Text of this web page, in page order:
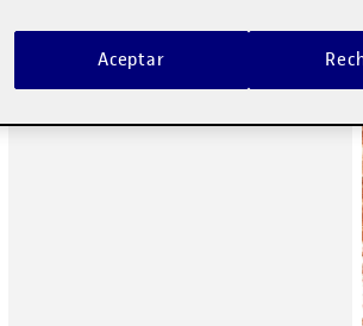
Publicado por
Azazel Fernández Prado
Visibilidad:
Pública-Fecha de publicación
16 Jun 2023 2 marzo, 2024 6:01 pm
en PR:
Aceptar